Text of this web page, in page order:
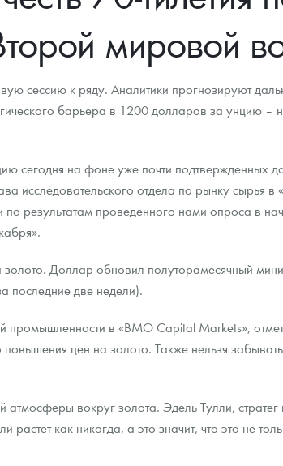
мировой
сессию к ряду. Аналитики прогнозируют
барьера в 1200 долларов за унцию –
сегодня на фоне уже почти подтвержденных
исследовательского отдела по рынку сырья в
результатам проведенного нами опроса в
Доллар обновил полуторамесячный
последние две недели).
в «BMO Capital Markets»,
цен на золото. Также нельзя
вокруг золота. Эдель Тулли, стратег
как никогда, а это значит, что это не